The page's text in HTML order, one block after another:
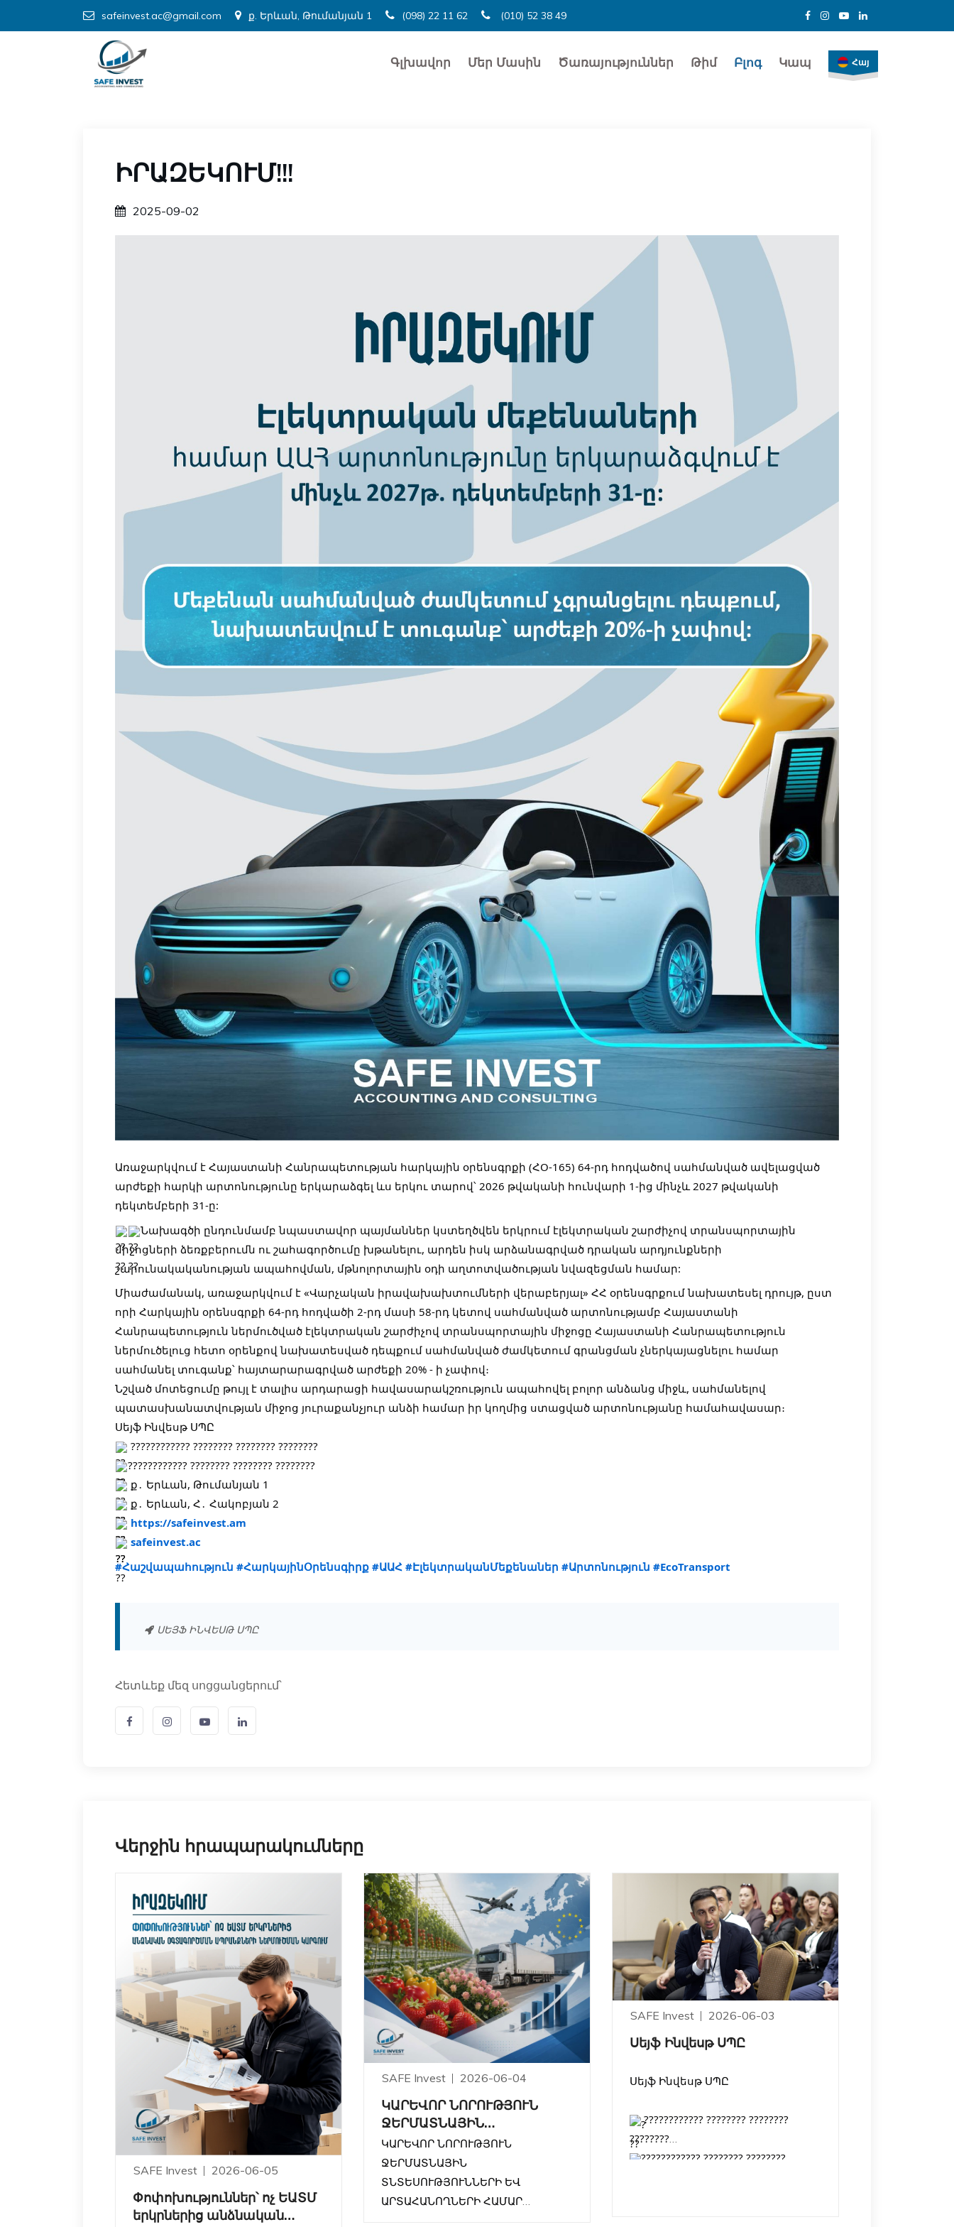
safeinvest.ac@gmail.com ք. Երևան, Թումանյան 1 (098) 22 11 62 (010) 52 38 49
Գլխավոր Մեր Մասին Ծառայություններ Թիմ Բլոգ Կապ Հայ
ԻՐԱԶԵԿՈՒՄ!!!
2025-09-02
Առաջարկվում է Հայաuտանի Հանրապետության հարկային օրենսգրքի (ՀO-165) 64-րդ հոդվածով սահմանված ավելացված
արժեքի հարկի արտոնությունը երկարաձգել ևս երկու տարով՝ 2026 թվականի հունվարի 1-ից մինչև 2027 թվականի
դեկտեմբերի 31-ը:
Նախագծի ընդունմամբ նպաստավոր պայմաններ կստեղծվեն երկրում էլեկտրական շարժիչով տրանսպորտային
միջոցների ձեռքբերումն ու շահագործումը խթանելու, արդեն իսկ արձանագրված դրական արդյունքների
շարունակականության ապահովման, մթնոլորտային օդի աղտոտվածության նվազեցման համար:
Միաժամանակ, առաջարկվում է «Վարչական իրավախախտումների վերաբերյալ» ՀՀ օրենսգրքում նախատեսել դրույթ, ըստ
որի Հարկային օրենսգրքի 64-րդ հոդվածի 2-րդ մասի 58-րդ կետով սահմանված արտոնությամբ Հայաստանի
Հանրապետություն ներմուծված էլեկտրական շարժիչով տրանսպորտային միջոցը Հայաստանի Հանրապետություն
ներմուծելուց հետո օրենքով նախատեսված դեպքում սահմանված ժամկետում գրանցման չներկայացնելու համար
սահմանել տուգանք՝ հայտարարագրված արժեքի 20% - ի չափով։
Նշված մոտեցումը թույլ է տալիս արդարացի հավասարակշռություն ապահովել բոլոր անձանց միջև, սահմանելով
պատասխանատվության միջոց յուրաքանչյուր անձի համար իր կողմից ստացված արտոնությանը համահավասար։
Սեյֆ Ինվեսթ ՍՊԸ
???????????? ???????? ???????? ????????
???????????? ???????? ???????? ????????
ք․ Երևան, Թումանյան 1
ք․ Երևան, Հ․ Հակոբյան 2
https://safeinvest.am
safeinvest.ac
#Հաշվապահություն #ՀարկայինՕրենսգիրք #ԱԱՀ #ԷլեկտրականՄեքենաներ #Արտոնություն #EcoTransport
ՍԵՅՖ ԻՆՎԵՍԹ ՍՊԸ
Հետևեք մեզ սոցցանցերում՝
Վերջին հրապարակումները
SAFE Invest 2026-06-05
Փոփոխություններ՝ ոչ ԵԱՏՄ
երկրներից անձնական
SAFE Invest 2026-06-04
ԿԱՐԵՎՈՐ ՆՈՐՈՒԹՅՈՒՆ
ՋԵՐՄԱՏՆԱՅԻՆ
ՏՆՏԵՍՈՒԹՅՈՒՆՆԵՐԻ ԵՎ
ԱՐՏԱՀԱՆՈՂՆԵՐԻ ՀԱՄԱՐ
ԿԱՐԵՎՈՐ ՆՈՐՈՒԹՅՈՒՆ
ՋԵՐՄԱՏՆԱՅԻՆ
ՏՆՏԵՍՈՒԹՅՈՒՆՆԵՐԻ ԵՎ
ԱՐՏԱՀԱՆՈՂՆԵՐԻ ՀԱՄԱՐ
SAFE Invest 2026-06-03
Սեյֆ Ինվեսթ ՍՊԸ
Սեյֆ Ինվեսթ ՍՊԸ
???????????? ???????? ????????
????????
???????????? ???????? ????????